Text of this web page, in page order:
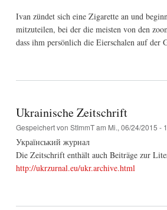
Ivan zündet sich eine Zigarette an und
mitzuteilen, bei der die meisten von den
dass ihm persönlich die Eierschalen auf der
Ukrainische Zeitschrift
Gespeichert von StImmTam Mi., 06/24/2015 -
Український журнал
Die Zeitschrift enthält auch Beiträge zur
http://ukrzurnal.eu/ukr.archive.html